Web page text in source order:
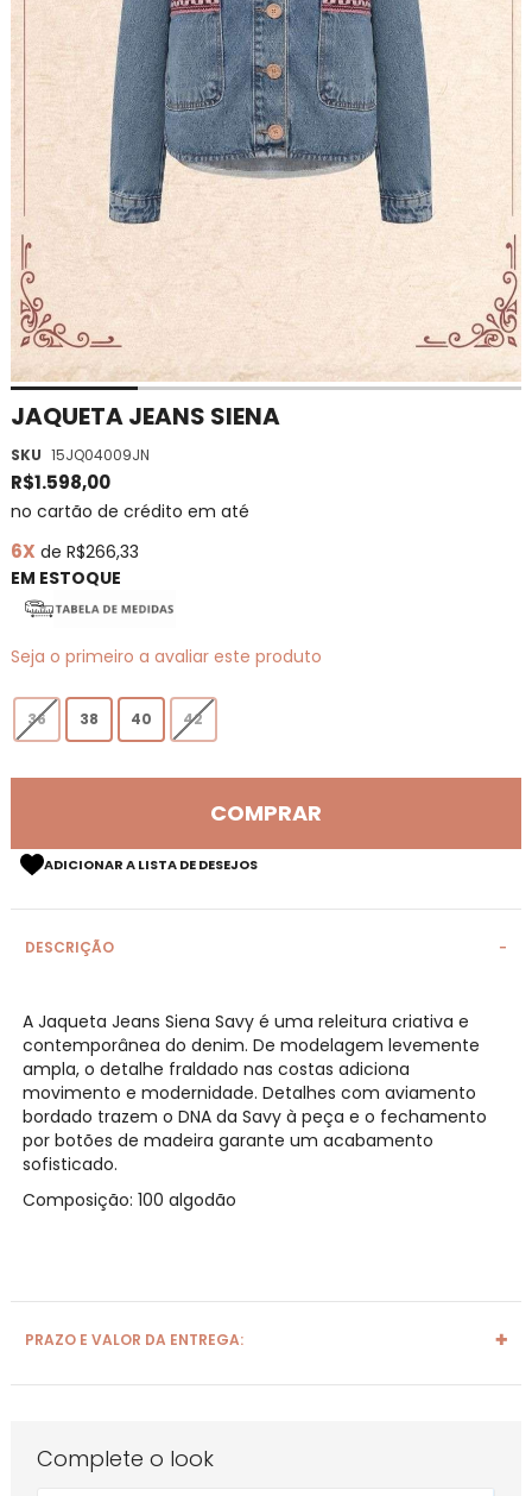
JAQUETA JEANS SIENA
SKU 15JQ04009JN
R$1.598,00
no cartão de crédito em até
6X de R$266,33
EM ESTOQUE
Seja o primeiro a avaliar este produto
36 38 40 42
COMPRAR
ADICIONAR A LISTA DE DESEJOS
DESCRIÇÃO
A Jaqueta Jeans Siena Savy é uma releitura criativa e
contemporânea do denim. De modelagem levemente
ampla, o detalhe fraldado nas costas adiciona
movimento e modernidade. Detalhes com aviamento
bordado trazem o DNA da Savy à peça e o fechamento
por botões de madeira garante um acabamento
sofisticado.
Composição: 100 algodão
PRAZO E VALOR DA ENTREGA:
Saltar
o
início
da
de
imagens
Complete o look